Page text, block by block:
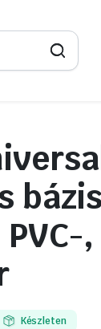
Készleten